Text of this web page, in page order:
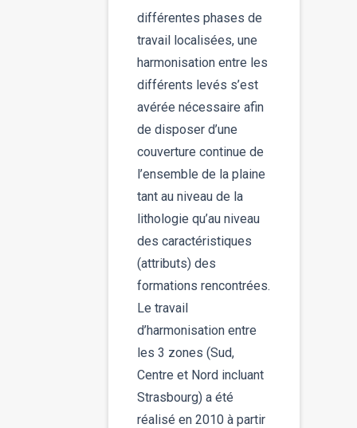
différentes phases de
travail localisées, une
harmonisation entre les
différents levés s’est
avérée nécessaire afin
de disposer d’une
couverture continue de
l’ensemble de la plaine
tant au niveau de la
lithologie qu’au niveau
des caractéristiques
(attributs) des
formations rencontrées.
Le travail
d’harmonisation entre
les 3 zones (Sud,
Centre et Nord incluant
Strasbourg) a été
réalisé en 2010 à partir